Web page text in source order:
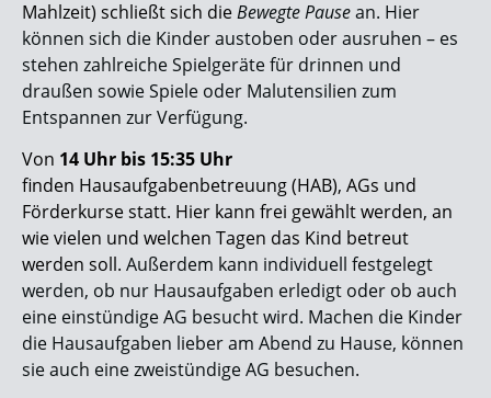
Mahlzeit) schließt sich dieBewegte Pausean. Hier
können sich die Kinder austoben oder ausruhen – es
stehen zahlreiche Spielgeräte für drinnen und
draußen sowie Spiele oder Malutensilien zum
Entspannen zur Verfügung.
Von 14 Uhr bis 15:35 Uhr
finden Hausaufgabenbetreuung (HAB), AGs und
Förderkurse statt. Hier kann frei gewählt werden, an
wie vielen und welchen Tagen das Kind betreut
werden soll. Außerdem kann individuell festgelegt
werden, ob nur Hausaufgaben erledigt oder ob auch
eine einstündige AG besucht wird. Machen die Kinder
die Hausaufgaben lieber am Abend zu Hause, können
sie auch eine zweistündige AG besuchen.